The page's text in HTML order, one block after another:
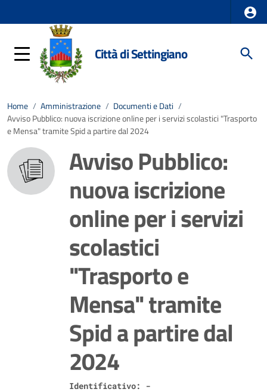
Città di Settingiano
Home / Amministrazione / Documenti e Dati /
Avviso Pubblico: nuova iscrizione online per i servizi scolastici "Trasporto
e Mensa" tramite Spid a partire dal 2024
Avviso Pubblico:
nuova iscrizione
online per i servizi
scolastici
"Trasporto e
Mensa" tramite
Spid a partire dal
2024
Identificativo: -